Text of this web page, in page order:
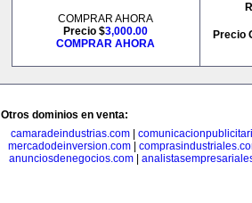
COMPRAR AHORA
Precio $3,000.00
COMPRAR AHORA
Precio
Otros dominios en venta:
camaradeindustrias.com|
mercadodeinversion.com
anunciosdenegocios.com|